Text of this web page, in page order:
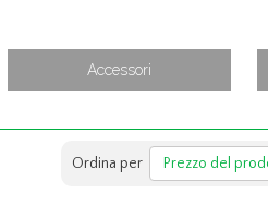
Accessori
Ordina per Prezzo del